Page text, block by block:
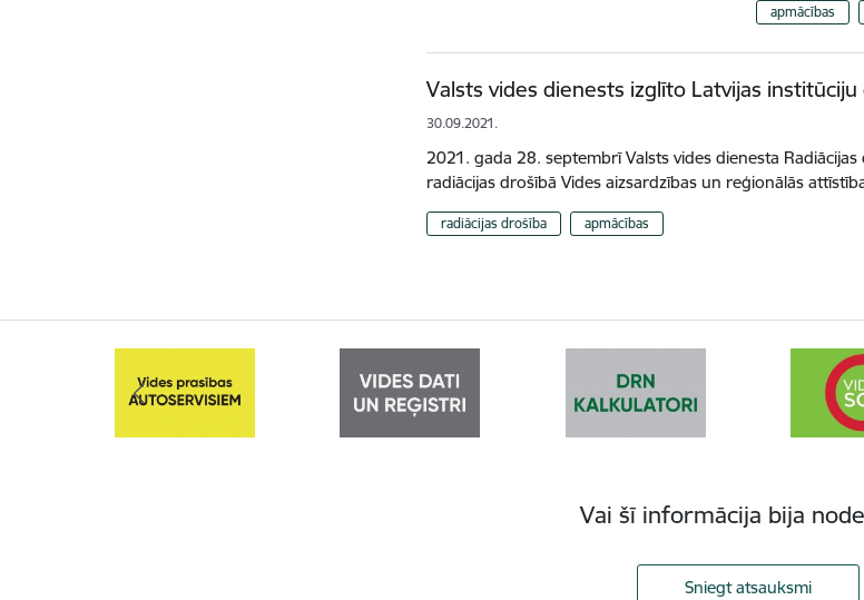
apmācības
Valsts vides dienests izglīto Latvijas
30.09.2021.
2021. gada 28. septembrī Valsts vides dienesta
radiācijas drošībā Vides aizsardzības un reģionālās
radiācijas drošība apmācības
Vai šī informācija bija
Sniegt atsauksmi